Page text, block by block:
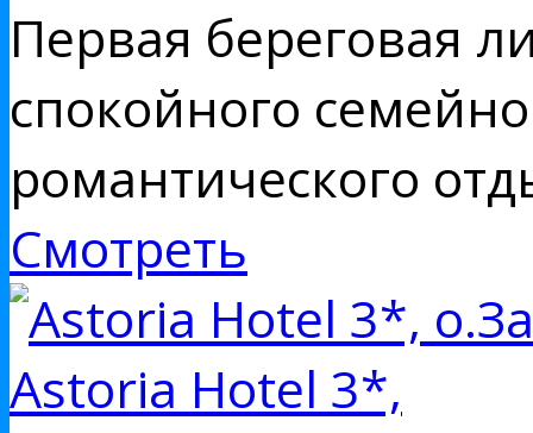
Первая береговая
спокойного
романтического
Смотреть
Astoria Hotel 3*,